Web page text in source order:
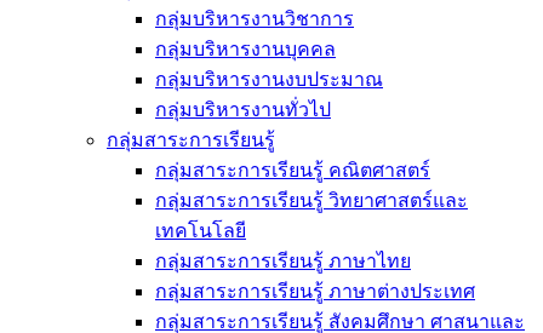
กลุ่มบริหารงานวิชาการ
กลุ่มบริหารงานบุคคล
กลุ่มบริหารงานงบประมาณ
กลุ่มบริหารงานทั่วไป
กลุ่มสาระการเรียนรู้
กลุ่มสาระการเรียนรู้ คณิตศาสตร์
กลุ่มสาระการเรียนรู้ วิทยาศาสตร์และ
เทคโนโลยี
กลุ่มสาระการเรียนรู้ ภาษาไทย
กลุ่มสาระการเรียนรู้ ภาษาต่างประเทศ
กลุ่มสาระการเรียนรู้ สังคมศึกษา ศาสนาและ